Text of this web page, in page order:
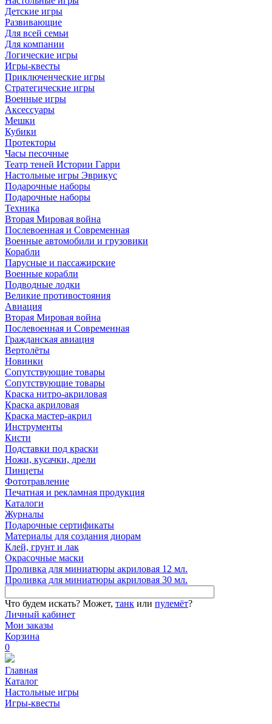
Детские игры
Развивающие
Для всей семьи
Для компании
Логические игры
Игры-квесты
Приключенческие игры
Стратегические игры
Военные игры
Аксессуары
Мешки
Кубики
Протекторы
Часы песочные
Театр теней Истории Гарри
Настольные игры Эврикус
Подарочные наборы
Подарочные наборы
Техника
Вторая Мировая война
Послевоенная и Современная
Военные автомобили и грузовики
Корабли
Парусные и пассажирские
Военные корабли
Подводные лодки
Великие противостояния
Авиация
Вторая Мировая война
Послевоенная и Современная
Гражданская авиация
Вертолёты
Новинки
Сопутствующие товары
Сопутствующие товары
Краска нитро-акриловая
Краска акриловая
Краска мастер-акрил
Инструменты
Кисти
Подставки под краски
Ножи, кусачки, дрели
Пинцеты
Фототравление
Печатная и рекламная продукция
Каталоги
Журналы
Подарочные сертификаты
Материалы для создания диорам
Клей, грунт и лак
Окрасочные маски
Проливка для миниатюры акриловая 12 мл.
Проливка для миниатюры акриловая 30 мл.
Что будем искать? Может, танк или пулемёт?
Личный кабинет
Мои заказы
Корзина
0
Главная
Каталог
Настольные игры
Игры-квесты